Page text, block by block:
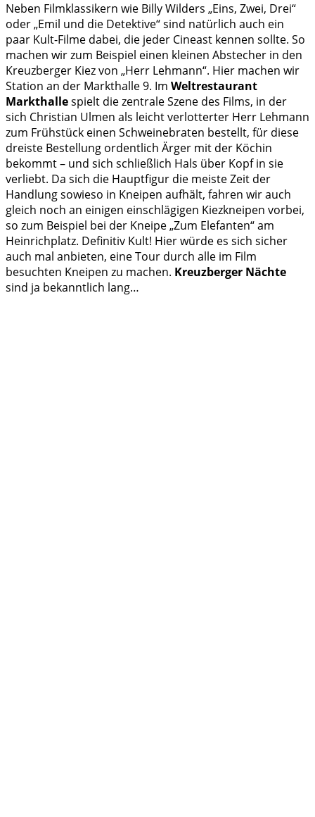
Neben Filmklassikern wie Billy Wilders „Eins, Zwei, Drei“
oder „Emil und die Detektive“ sind natürlich auch ein
paar Kult-Filme dabei, die jeder Cineast kennen sollte. So
machen wir zum Beispiel einen kleinen Abstecher in den
Kreuzberger Kiez von „Herr Lehmann“. Hier machen wir
Station an der Markthalle 9. Im Weltrestaurant
Markthallespielt die zentrale Szene des Films, in der
sich Christian Ulmen als leicht verlotterter Herr Lehmann
zum Frühstück einen Schweinebraten bestellt, für diese
dreiste Bestellung ordentlich Ärger mit der Köchin
bekommt – und sich schließlich Hals über Kopf in sie
verliebt. Da sich die Hauptfigur die meiste Zeit der
Handlung sowieso in Kneipen aufhält, fahren wir auch
gleich noch an einigen einschlägigen Kiezkneipen vorbei,
so zum Beispiel bei der Kneipe „Zum Elefanten“ am
Heinrichplatz. Definitiv Kult! Hier würde es sich sicher
auch mal anbieten, eine Tour durch alle im Film
besuchten Kneipen zu machen. Kreuzberger Nächte
sind ja bekanntlich lang…